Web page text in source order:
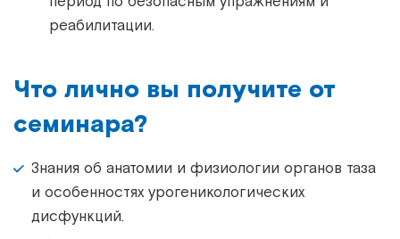
реабилитации.
Что лично вы получите от
семинара?
Знания об анатомии и физиологии органов таза
и особенностях урогеникологических
дисфункций.